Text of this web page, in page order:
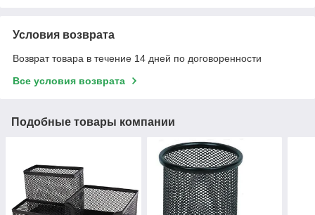
Условия возврата
Возврат товара в течение 14 дней по договоренности
Все условия возврата
Подобные товары компании